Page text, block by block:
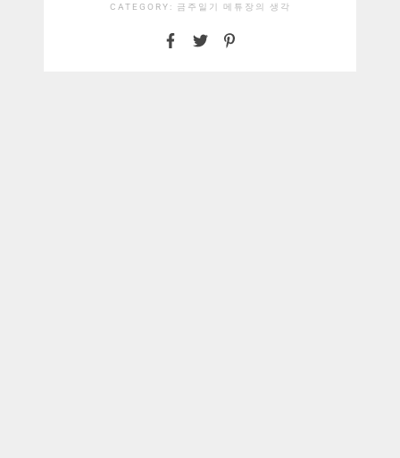
CATEGORY: 금주일기 메튜장의 생각